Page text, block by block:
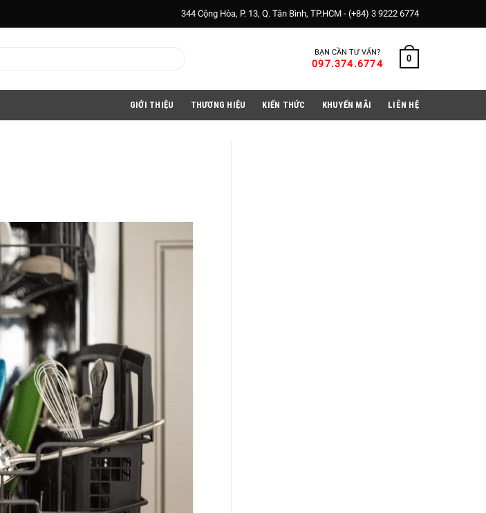
344 Cộng Hòa, P. 13, Q. Tân Bình, TP.HCM - (+84) 3 9222 6774
BẠN CẦN TƯ VẤN?
097.374.6774 0
GIỚI THIỆU THƯƠNG HIỆU KIẾN THỨC KHUYẾN MÃI LIÊN HỆ